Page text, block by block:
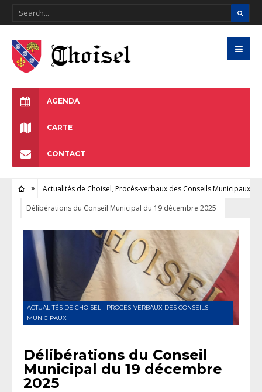
AGENDA
CARTE
CONTACT
Actualités de Choisel, Procès-verbaux des Conseils Municipaux
Délibérations du Conseil Municipal du 19 décembre 2025
ACTUALITÉS DE CHOISEL • PROCÈS-VERBAUX DES CONSEILS
MUNICIPAUX
Délibérations du Conseil
Municipal du 19 décembre
2025